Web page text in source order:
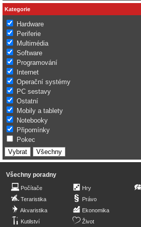
Kategorie
Hardware
Periferie
Multimédia
Software
Programování
Internet
Operační systémy
PC sestavy
Ostatní
Mobily a tablety
Notebooky
Připomínky
Pokec
Všechny poradny
Počítače
Teraristika
Akvaristika
Kutilství
Hry
Právo
Ekonomika
Život